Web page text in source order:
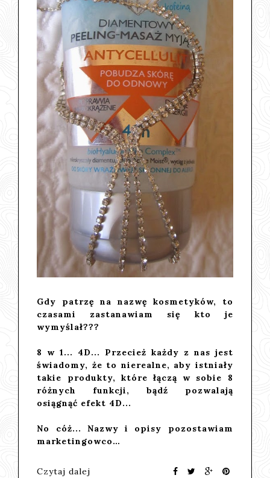
Gdy patrzę na nazwę kosmetyków, to
czasami zastanawiam się kto je
wymyślał???
8 w 1... 4D... Przecież każdy z nas jest
świadomy, że to nierealne, aby istniały
takie produkty, które łączą w sobie 8
różnych funkcji, bądź pozwalają
osiągnąć efekt 4D...
No cóż... Nazwy i opisy pozostawiam
marketingowco…
Czytaj dalej